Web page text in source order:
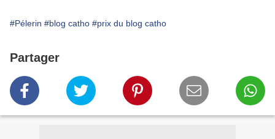
#Pélerin #blog catho #prix du blog catho
Partager